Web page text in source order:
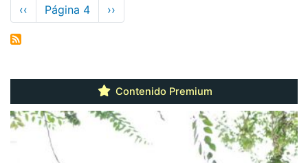
Paginación
Página
anterior
‹‹ Página 4
Siguiente
página
››
Contenido Premium